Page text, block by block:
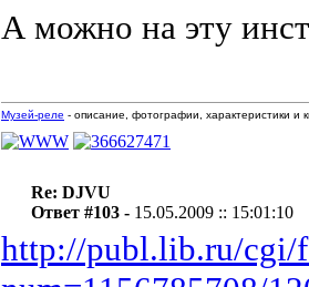
А можно на эту
Музей-реле - описание, фотографии, характеристики и
Re: DJVU
Ответ #103 - 15.05.2009 :: 15:01:10
http://publ.lib.ru/cgi/